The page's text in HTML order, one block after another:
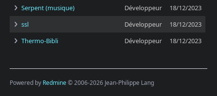
Serpent (musique)
Développeur
18/12/2023
ssl
Développeur
18/12/2023
Thermo-Bibli
Développeur 18/12/2023
Powered by Redmine© 2006-2026 Jean-Philippe Lang